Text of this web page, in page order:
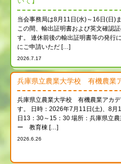
当会事務局は8月11日(水)～16日(日)
この間、輸出証明書および英文確認
す。 連休前後の輸出証明書等の発行
にご申請いただ […]
2026.7.17
兵庫県立農業大学校 有機農業
兵庫県立農業大学校 有機農業アカ
す。 日時：2026年7月11日(土)、8
日13：30～15：30 場所：兵庫県立
ー 教育棟 […]
2026.6.26